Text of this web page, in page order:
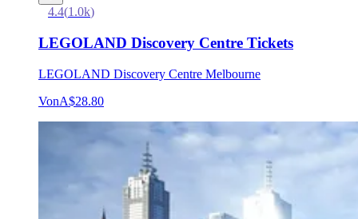
4.4(1.0k)
LEGOLAND Discovery Centre Tickets
LEGOLAND Discovery Centre Melbourne
VonA$28.80